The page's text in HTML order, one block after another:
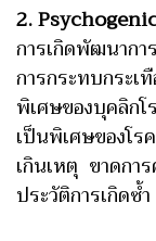
2.
การเกิดพัฒนากา
การกระทบกระเ
พิเศษของบุคลิก
เป็นพิเศษของโร
เกินเหตุ ขาดกา
ประวัติการเกิดซ้